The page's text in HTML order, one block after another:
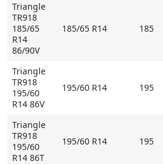
Triangle
TR918
185/65
R14
86/90V
185/65 R14 185
Triangle
TR918
195/60
R14 86V
195/60 R14 195
Triangle
TR918
195/60
R14 86T
195/60 R14 195